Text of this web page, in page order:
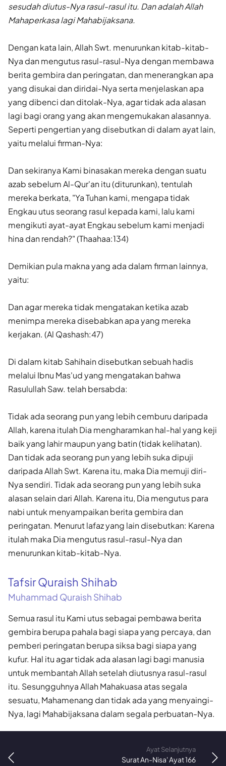
sesudah diutus-Nya rasul-rasul itu. Dan adalah Allah
Mahaperkasa lagi Mahabijaksana.
Dengan kata lain, Allah Swt. menurunkan kitab-kitab-
Nya dan meng­utus rasul-rasul-Nya dengan membawa
berita gembira dan peringatan, dan menerangkan apa
yang disukai dan diridai-Nya serta menjelaskan apa
yang dibenci dan ditolak-Nya, agar tidak ada alasan
lagi bagi orang yang akan mengemukakan alasannya.
Seperti pengertian yang disebutkan di dalam ayat lain,
yaitu melalui firman-Nya:
Dan sekiranya Kami binasakan mereka dengan suatu
azab sebe­lum Al-Qur'an itu (diturunkan), tentulah
mereka berkata, "Ya Tuhan kami, mengapa tidak
Engkau utus seorang rasul kepada kami, lalu kami
mengikuti ayat-ayat Engkau sebelum kami men­jadi
hina dan rendah?" (Thaahaa:134)
Demikian pula makna yang ada dalam firman lainnya,
yaitu:
Dan agar mereka tidak mengatakan ketika azab
menimpa mereka disebabkan apa yang mereka
kerjakan. (Al Qashash:47)
Di dalam kitab Sahihain disebutkan sebuah hadis
melalui Ibnu Mas­'ud yang mengatakan bahwa
Rasulullah Saw. telah bersabda:
Tidak ada seorang pun yang lebih cemburu daripada
Allah, ka­rena itulah Dia mengharamkan hal-hal yang keji
baik yang lahir maupun yang batin (tidak kelihatan).
Dan tidak ada seorang pun yang lebih suka dipuji
daripada Allah Swt. Karena itu, maka Dia memuji diri-
Nya sendiri. Tidak ada seorang pun yang lebih suka
alasan selain dari Allah. Karena itu, Dia mengutus para
nabi untuk menyampaikan berita gembira dan
peringatan. Menurut lafaz yang lain disebutkan: Karena
itulah maka Dia mengutus rasul-rasul-Nya dan
menurun­kan kitab-kitab-Nya.
Tafsir Quraish Shihab
Muhammad Quraish Shihab
Semua rasul itu Kami utus sebagai pembawa berita
gembira berupa pahala bagi siapa yang percaya, dan
pemberi peringatan berupa siksa bagi siapa yang
kufur. Hal itu agar tidak ada alasan lagi bagi manusia
untuk membantah Allah setelah diutusnya rasul-rasul
itu. Sesungguhnya Allah Mahakuasa atas segala
sesuatu, Mahamenang dan tidak ada yang menyaingi-
Nya, lagi Mahabijaksana dalam segala perbuatan-Nya.
Ayat Selanjutnya
Surat An-Nisa' Ayat 166